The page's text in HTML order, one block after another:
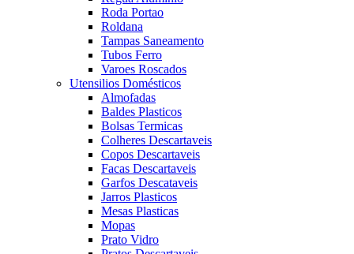
Roda Portao
Roldana
Tampas Saneamento
Tubos Ferro
Varoes Roscados
Utensilios Domésticos
Almofadas
Baldes Plasticos
Bolsas Termicas
Colheres Descartaveis
Copos Descartaveis
Facas Descartaveis
Garfos Descataveis
Jarros Plasticos
Mesas Plasticas
Mopas
Prato Vidro